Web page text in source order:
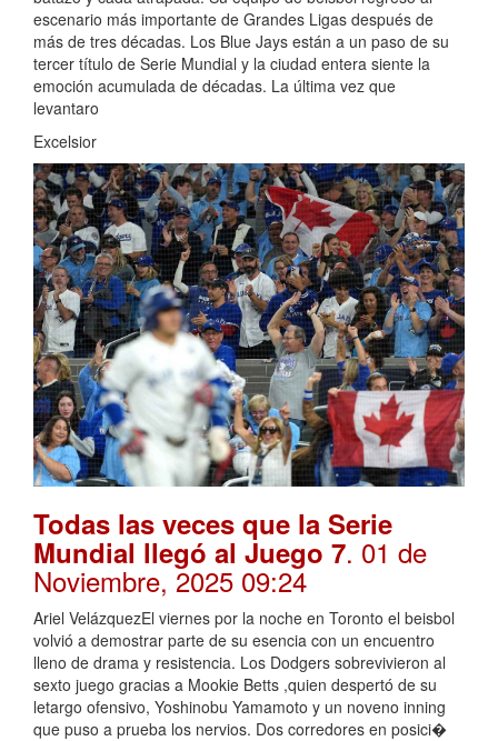
escenario más importante de Grandes Ligas después de
más de tres décadas. Los Blue Jays están a un paso de su
tercer título de Serie Mundial y la ciudad entera siente la
emoción acumulada de décadas. La última vez que
levantaro
Excelsior
Todas las veces que la Serie
Mundial llegó al Juego 7. 01 de
Noviembre, 2025 09:24
Ariel VelázquezEl viernes por la noche en Toronto el beisbol
volvió a demostrar parte de su esencia con un encuentro
lleno de drama y resistencia. Los Dodgers sobrevivieron al
sexto juego gracias a Mookie Betts ,quien despertó de su
letargo ofensivo, Yoshinobu Yamamoto y un noveno inning
que puso a prueba los nervios. Dos corredores en posici�